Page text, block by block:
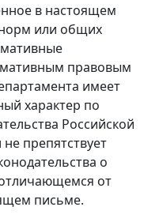
в настоящем
или общих
правовым
имеет
характер по
Российской
препятствует
о
от
письме.